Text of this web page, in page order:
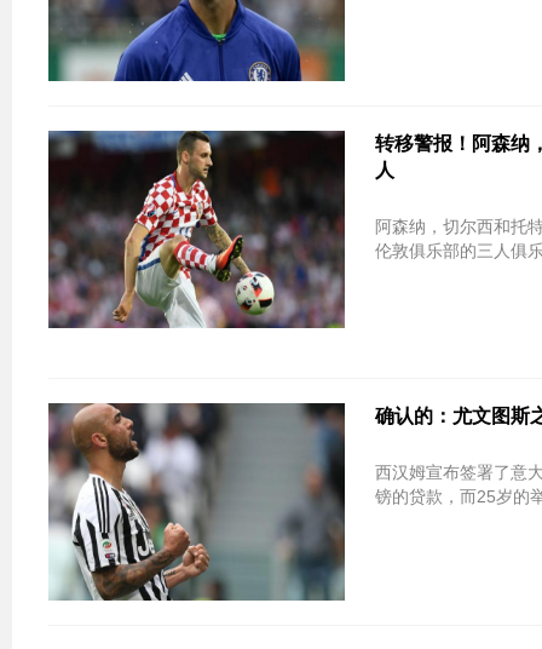
转移警报！阿森纳
人
阿森纳，切尔西和托
伦敦俱乐部的三人俱
确认的：尤文图斯
西汉姆宣布签署了意
镑的贷款，而25岁的